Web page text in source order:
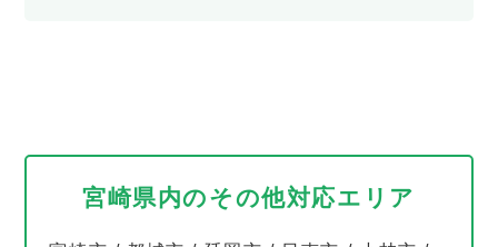
宮崎県内のその他対応エリア